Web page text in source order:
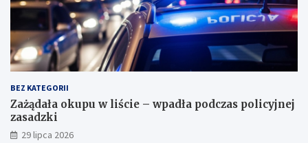
BEZ KATEGORII
Zażądała okupu w liście – wpadła podczas policyjnej
zasadzki
29 lipca 2026